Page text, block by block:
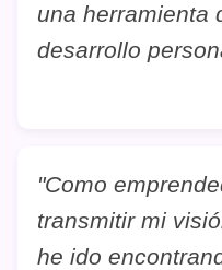
una herramienta
desarrollo
"Como
transmitir mi
he ido